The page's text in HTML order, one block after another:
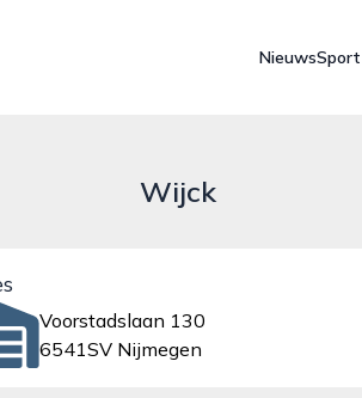
NieuwsSport
Wijck
Voorstadslaan 130
6541SV Nijmegen